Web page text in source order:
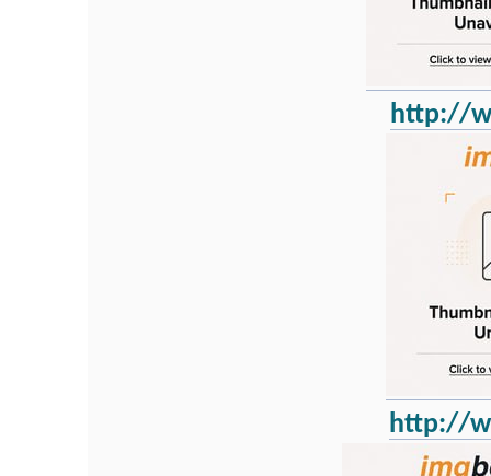
http://
http://